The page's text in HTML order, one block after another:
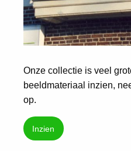
Onze collectie is veel
beeldmateriaal inzien,
op.
Inzien